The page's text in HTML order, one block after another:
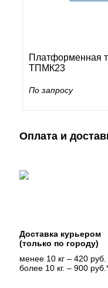
Платформенная
ТПМК23
По запросу
Оплата и
Доставка курьером
(только по городу)
менее 10 кг – 420 руб.
более 10 кг. – 900